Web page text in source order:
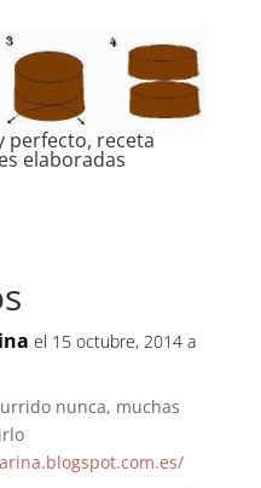
perfecto, receta
elaboradas
el 15 octubre, 2014 a
nunca, muchas